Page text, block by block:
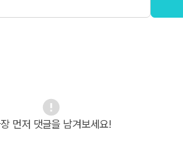
먼저 댓글을 남겨보세요!